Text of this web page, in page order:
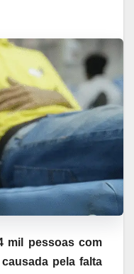
mil pessoas com
pela falta